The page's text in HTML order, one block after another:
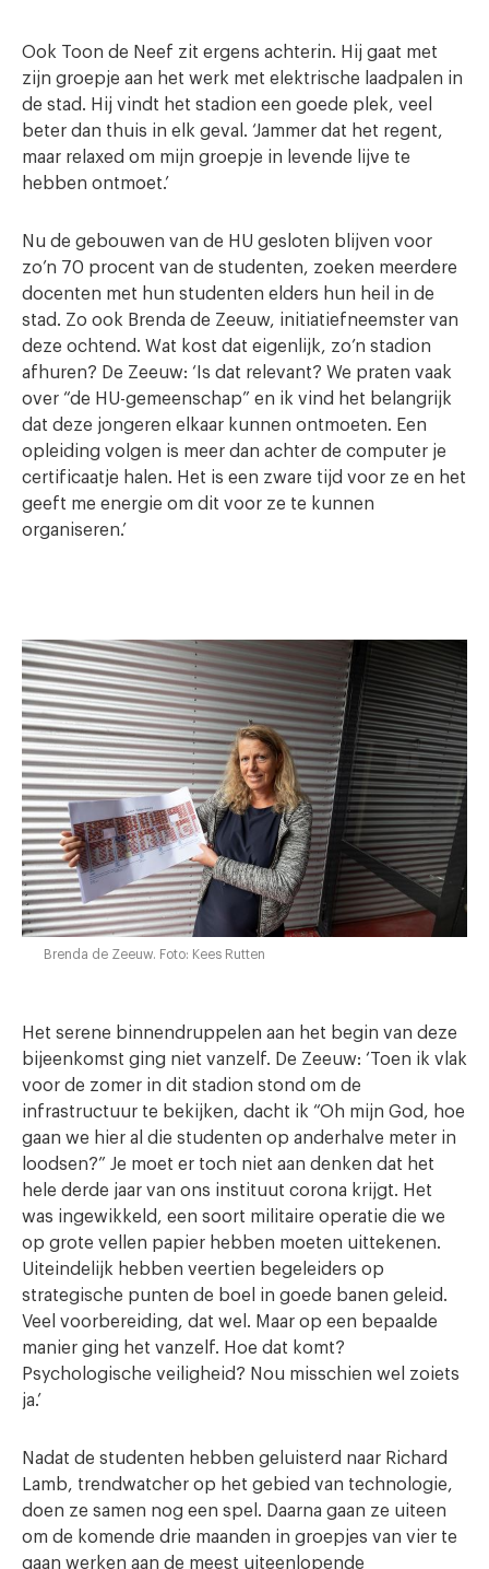
Ook Toon de Neef zit ergens achterin. Hij gaat met
zijn groepje aan het werk met elektrische laadpalen in
de stad. Hij vindt het stadion een goede plek, veel
beter dan thuis in elk geval. ‘Jammer dat het regent,
maar relaxed om mijn groepje in levende lijve te
hebben ontmoet.’
Nu de gebouwen van de HU gesloten blijven voor
zo’n 70 procent van de studenten, zoeken meerdere
docenten met hun studenten elders hun heil in de
stad. Zo ook Brenda de Zeeuw, initiatiefneemster van
deze ochtend. Wat kost dat eigenlijk, zo’n stadion
afhuren? De Zeeuw: ‘Is dat relevant? We praten vaak
over “de HU-gemeenschap” en ik vind het belangrijk
dat deze jongeren elkaar kunnen ontmoeten. Een
opleiding volgen is meer dan achter de computer je
certificaatje halen. Het is een zware tijd voor ze en het
geeft me energie om dit voor ze te kunnen
organiseren.’
Brenda de Zeeuw. Foto: Kees Rutten
Het serene binnendruppelen aan het begin van deze
bijeenkomst ging niet vanzelf. De Zeeuw: ‘Toen ik vlak
voor de zomer in dit stadion stond om de
infrastructuur te bekijken, dacht ik “Oh mijn God, hoe
gaan we hier al die studenten op anderhalve meter in
loodsen?” Je moet er toch niet aan denken dat het
hele derde jaar van ons instituut corona krijgt. Het
was ingewikkeld, een soort militaire operatie die we
op grote vellen papier hebben moeten uittekenen.
Uiteindelijk hebben veertien begeleiders op
strategische punten de boel in goede banen geleid.
Veel voorbereiding, dat wel. Maar op een bepaalde
manier ging het vanzelf. Hoe dat komt?
Psychologische veiligheid? Nou misschien wel zoiets
ja.’
Nadat de studenten hebben geluisterd naar Richard
Lamb, trendwatcher op het gebied van technologie,
doen ze samen nog een spel. Daarna gaan ze uiteen
om de komende drie maanden in groepjes van vier te
gaan werken aan de meest uiteenlopende